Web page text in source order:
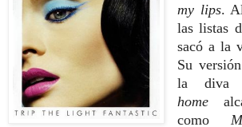
my lips.
las listas
sacó a la
Su
la diva
home
como